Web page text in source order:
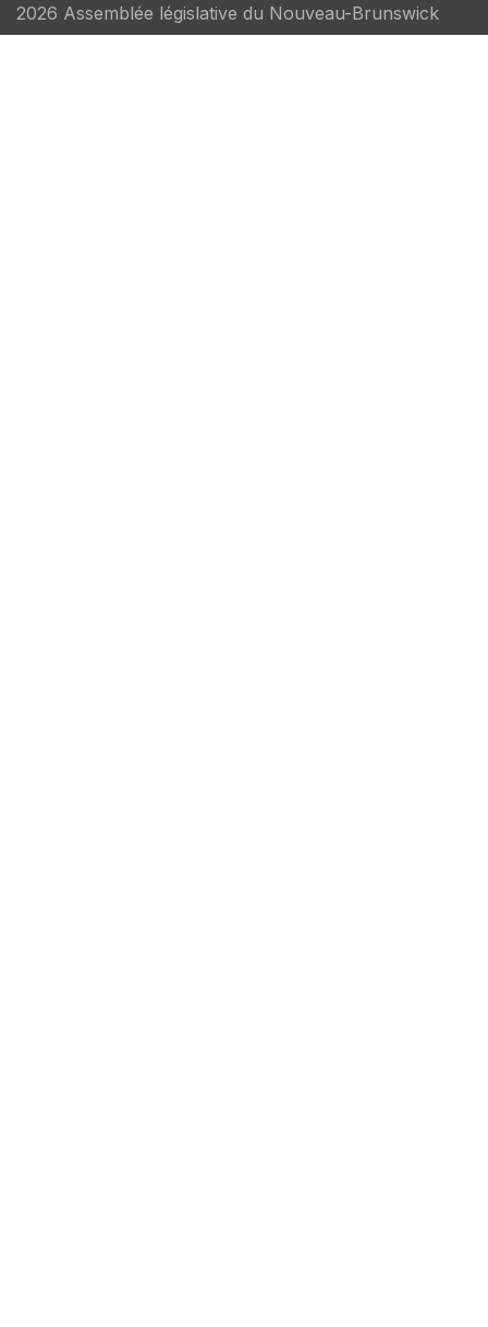
2026 Assemblée législative du Nouveau-Brunswick